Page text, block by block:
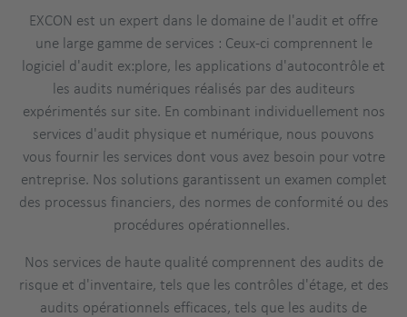
EXCON est un expert dans le domaine de l'audit et offre
une large gamme de services : Ceux-ci comprennent le
logiciel d'audit ex:plore, les applications d'autocontrôle et
les audits numériques réalisés par des auditeurs
expérimentés sur site. En combinant individuellement nos
services d'audit physique et numérique, nous pouvons
vous fournir les services dont vous avez besoin pour votre
entreprise. Nos solutions garantissent un examen complet
des processus financiers, des normes de conformité ou des
procédures opérationnelles.
Nos services de haute qualité comprennent des audits de
risque et d'inventaire, tels que les contrôles d'étage, et des
audits opérationnels efficaces, tels que les audits de